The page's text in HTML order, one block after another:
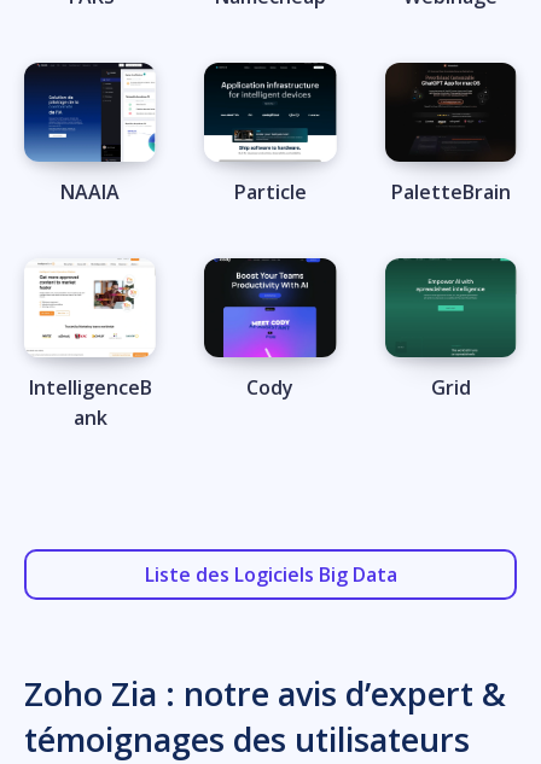
NAAIA Particle PaletteBrain
IntelligenceB
ank
Cody Grid
Liste des Logiciels Big Data
Zoho Zia : notre avis d’expert &
témoignages des utilisateurs